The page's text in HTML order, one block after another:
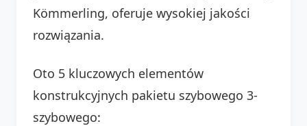
Kömmerling, oferuje wysokiej jakości
rozwiązania.
Oto 5 kluczowych elementów
konstrukcyjnych pakietu szybowego 3-
szybowego: